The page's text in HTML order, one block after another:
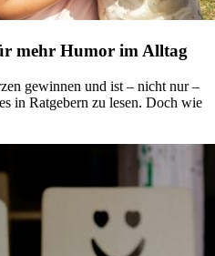
mehr Humor im Alltag
gewinnen und ist – nicht nur –
in Ratgebern zu lesen. Doch wie